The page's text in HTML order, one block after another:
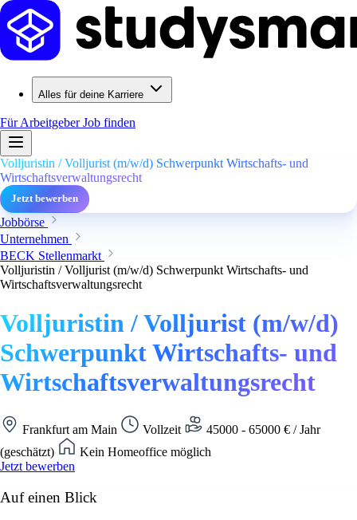
Alles für deine Karriere
Für ArbeitgeberJob finden
Volljuristin / Volljurist (m/w/d) Schwerpunkt Wirtschafts- und
Wirtschaftsverwaltungsrecht
Jetzt bewerben
Jobbörse
Unternehmen
BECK Stellenmarkt
Volljuristin / Volljurist (m/w/d) Schwerpunkt Wirtschafts- und
Wirtschaftsverwaltungsrecht
Volljuristin / Volljurist (m/w/d)
Schwerpunkt Wirtschafts- und
Wirtschaftsverwaltungsrecht
Frankfurt am Main Vollzeit
45000 - 65000 € / Jahr
(geschätzt)
Kein Homeoffice möglich
Jetzt bewerben
Auf einen Blick